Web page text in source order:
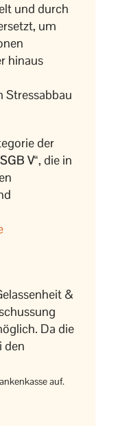
und durch
um
hinaus
Stressabbau
der
V“, die in
&
Da die
den
auf.